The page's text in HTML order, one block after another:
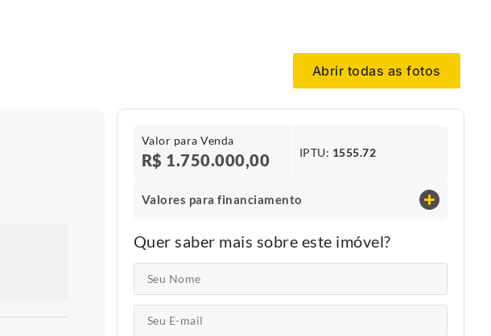
Abrir todas as fotos
Valor para Venda
R$ 1.750.000,00 IPTU​: 1555.72
Valores para financiamento
Quer saber mais sobre este imóvel?